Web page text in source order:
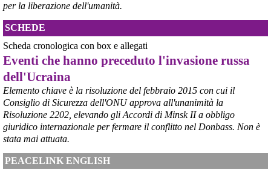
@peacelink - 6/8/2026 21:45
borsaitaliana.it/borsa/notizie
Si sta ragionando su un piano B per Taranto dopo la chiusura
dell’area a caldo dell’ILVA?
#ILVA #Taranto
per la liberazione dell'umanità.
SCHEDE
Scheda cronologica con box e allegati
Eventi che hanno preceduto l'invasione russa
dell'Ucraina
Elemento chiave è la risoluzione del febbraio 2015 con cui il
Consiglio di Sicurezza dell'ONU approva all'unanimità la
Risoluzione 2202, elevando gli Accordi di Minsk II a obbligo
giuridico internazionale per fermare il conflitto nel Donbass. Non è
stata mai attuata.
PEACELINK ENGLISH